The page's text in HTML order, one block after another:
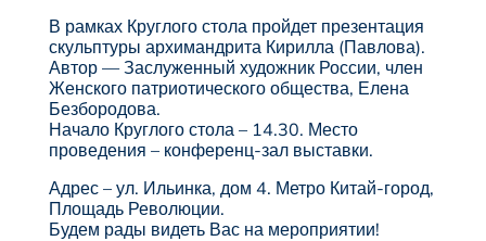
В рамках Круглого стола пройдет презентация
скульптуры архимандрита Кирилла (Павлова).
Автор — Заслуженный художник России, член
Женского патриотического общества, Елена
Безбородова.
Начало Круглого стола – 14.30. Место
проведения – конференц-зал выставки.
Адрес – ул. Ильинка, дом 4. Метро Китай-город,
Площадь Революции.
Будем рады видеть Вас на мероприятии!